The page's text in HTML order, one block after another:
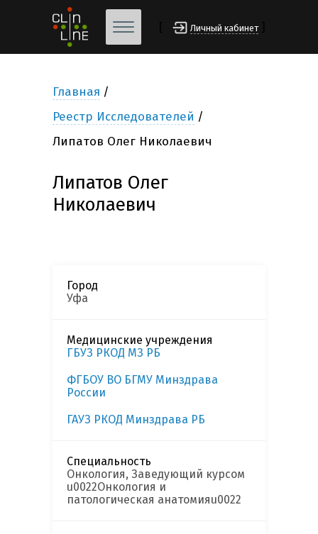
Личный кабинет
Главная
Реестр Исследователей
Липатов Олег Николаевич
Липатов Олег
Николаевич
Город
Уфа
Медицинские учреждения
ГБУЗ РКОД МЗ РБ
ФГБОУ ВО БГМУ Минздрава
России
ГАУЗ РКОД Минздрава РБ
Специальность
Онкология, Заведующий курсом
u0022Онкология и
патологическая анатомияu0022